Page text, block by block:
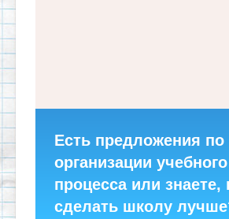
Есть предложения по
организации учебного
процесса или знаете,
сделать школу